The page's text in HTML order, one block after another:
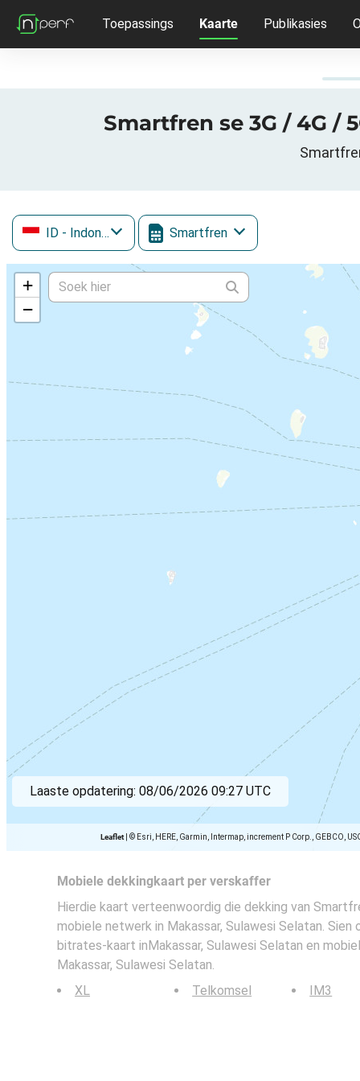
Toepassings Kaarte Publikasies
Smartfren se 3G / 4G /
ID - Indonesia Smartfren
+
−
Leaflet © Esri, HERE, Garmin, Intermap, increment P Corp., GEBCO,
Laaste opdatering: 08/06/2026 09:27 UTC
Mobiele dekkingkaart per verskaffer
Hierdie kaart verteenwoordig die dekking van
mobiele netwerk in Makassar, Sulawesi Selatan. Sien
bitrates-kaart inMakassar, Sulawesi Selatan en
Makassar, Sulawesi Selatan.
XL
Telkomsel IM3